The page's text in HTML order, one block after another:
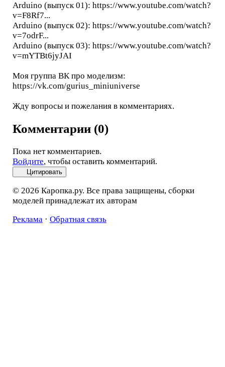
Arduino (выпуск 01): https://www.youtube.com/watch?
v=F8Rf7...
Arduino (выпуск 02): https://www.youtube.com/watch?
v=7odrF...
Arduino (выпуск 03): https://www.youtube.com/watch?
v=mYTBt6jyJAI
Моя группа ВК про моделизм:
https://vk.com/gurius_miniuniverse
Жду вопросы и пожелания в комментариях.
Комментарии (0)
Пока нет комментариев.
Войдите, чтобы оставить комментарий.
Цитировать
© 2026 Каропка.ру. Все права защищены, сборки
моделей принадлежат их авторам
Реклама · Обратная связь